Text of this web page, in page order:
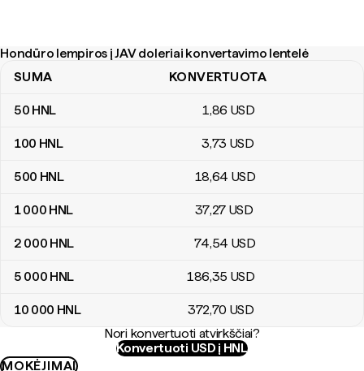
Hondūro lempiros į JAV doleriai konvertavimo lentelė
Hondūro lempiros į JAV doleriai konvertavimo lentelė
SUMA KONVERTUOTA
50 HNL 1,86 USD
100 HNL 3,73 USD
500 HNL 18,64 USD
1 000 HNL 37,27 USD
2 000 HNL 74,54 USD
5 000 HNL 186,35 USD
10 000 HNL 372,70 USD
Nori konvertuoti atvirkščiai?
Konvertuoti USD į HNL
MOKĖJIMAI